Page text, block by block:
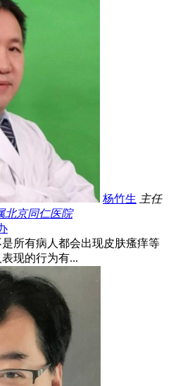
杨竹生 主任
北京同仁医院
所有病人都会出现皮肤瘙痒等
现的行为有...